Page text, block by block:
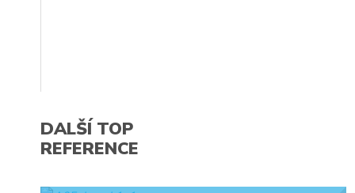
DALŠÍ TOP
REFERENCE